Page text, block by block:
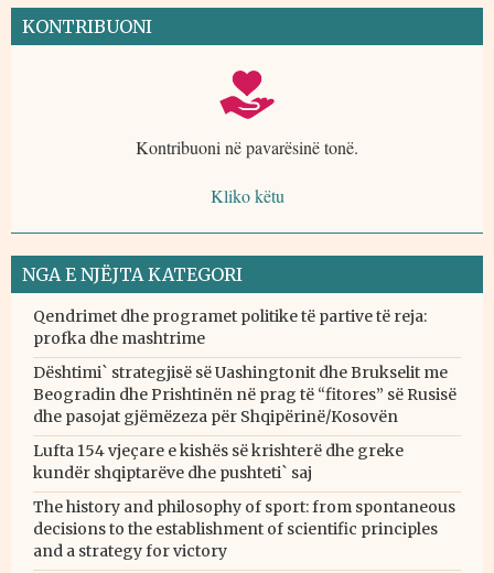
KONTRIBUONI
Kontribuoni në pavarësinë tonë.
Kliko këtu
NGA E NJËJTA KATEGORI
Qendrimet dhe programet politike të partive të reja:
profka dhe mashtrime
Dështimi` strategjisë së Uashingtonit dhe Brukselit me
Beogradin dhe Prishtinën në prag të “fitores” së Rusisë
dhe pasojat gjëmëzeza për Shqipërinë/Kosovën
Lufta 154 vjeçare e kishës së krishterë dhe greke
kundër shqiptarëve dhe pushteti` saj
The history and philosophy of sport: from spontaneous
decisions to the establishment of scientific principles
and a strategy for victory